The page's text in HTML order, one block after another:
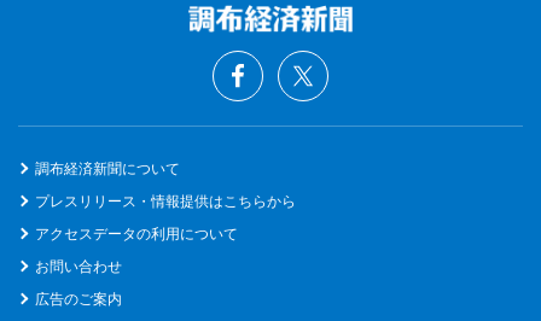
調布経済新聞について
プレスリリース・情報提供はこちらから
アクセスデータの利用について
お問い合わせ
広告のご案内